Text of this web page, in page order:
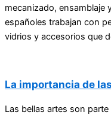
mecanizado, ensamblaje
españoles trabajan con
vidrios y accesorios que
La importancia de
Las bellas artes son